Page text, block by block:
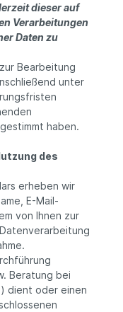
dieser auf
Verarbeitungen
Daten zu
Bearbeitung
unter
haben.
des
erheben wir
E-Mail-
von Ihnen zur
Beratung bei
dient oder einen